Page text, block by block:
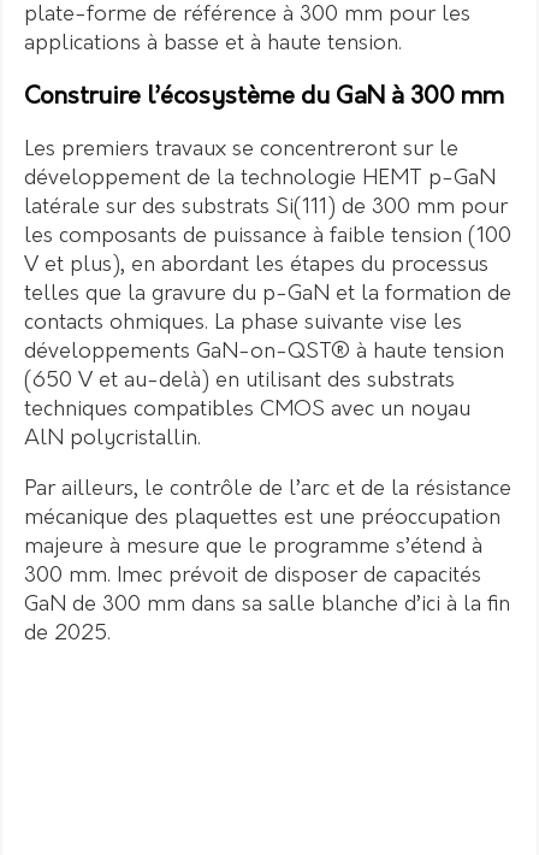
plate-forme de référence à 300 mm pour les
applications à basse et à haute tension.
Construire l’écosystème du GaN à 300 mm
Les premiers travaux se concentreront sur le
développement de la technologie HEMT p-GaN
latérale sur des substrats Si(111) de 300 mm pour
les composants de puissance à faible tension (100
V et plus), en abordant les étapes du processus
telles que la gravure du p-GaN et la formation de
contacts ohmiques. La phase suivante vise les
développements GaN-on-QST® à haute tension
(650 V et au-delà) en utilisant des substrats
techniques compatibles CMOS avec un noyau
AlN polycristallin.
Par ailleurs, le contrôle de l’arc et de la résistance
mécanique des plaquettes est une préoccupation
majeure à mesure que le programme s’étend à
300 mm. Imec prévoit de disposer de capacités
GaN de 300 mm dans sa salle blanche d’ici à la fin
de 2025.